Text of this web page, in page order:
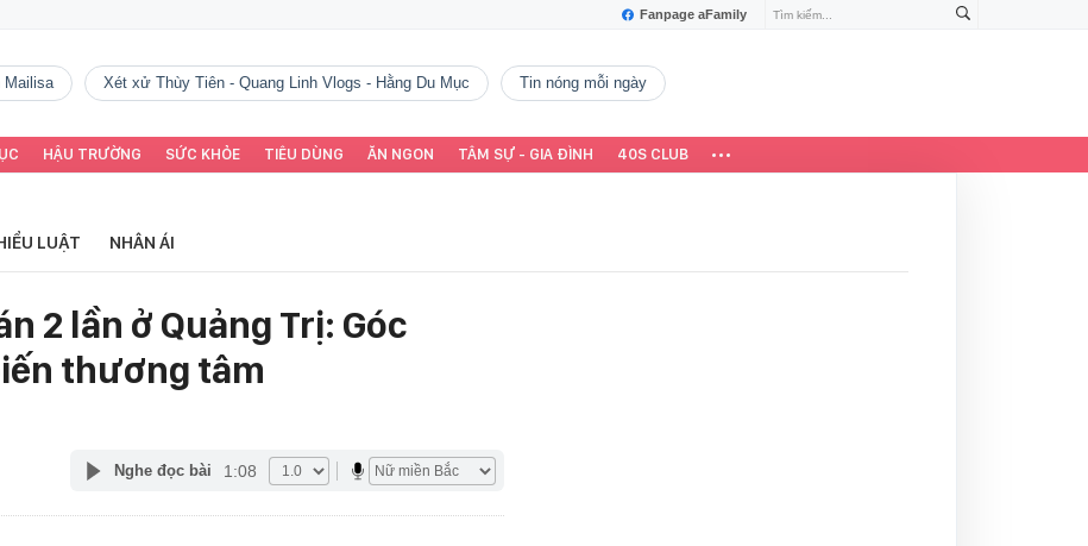
Fanpage aFamily
Mailisa Xét xử Thùy Tiên - Quang Linh Vlogs - Hằng Du Mục tin nóng mỗi ngày
HẬU TRƯỜNG SỨC KHỎE TIÊU DÙNG ĂN NGON TÂM SỰ - GIA ĐÌNH 40S CLUB
LUẬT NHÂN ÁI
2 lần ở Quảng Trị: Góc
thương tâm
Nghe đọc bài 1:08